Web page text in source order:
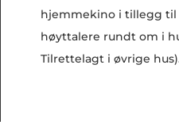
hjemmekino i tillegg til
høyttalere rundt om i
Tilrettelagt i øvrige